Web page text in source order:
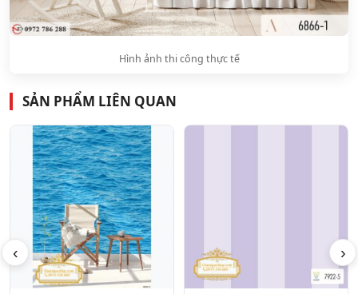
Hình ảnh thi công thực tế
SẢN PHẨM LIÊN QUAN
‹ ›